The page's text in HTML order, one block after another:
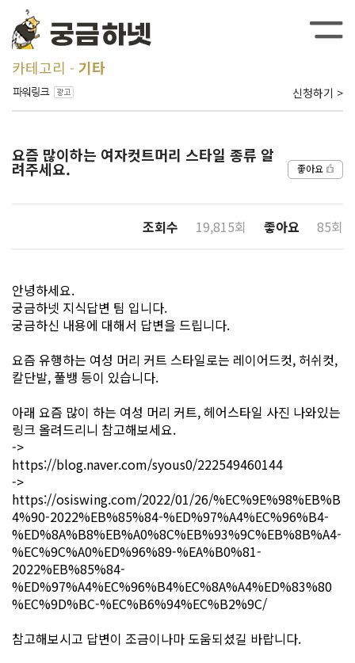
카테고리 기타
신청하기 >
요즘 많이하는 여자컷트머리 스타일 종류 알
려주세요. 좋아요
조회수 19,815회 좋아요 85회
안녕하세요.
궁금하넷 지식답변 팀 입니다.
궁금하신 내용에 대해서 답변을 드립니다.
요즘 유행하는 여성 머리 커트 스타일로는 레이어드컷, 허쉬컷,
칼단발, 풀뱅 등이 있습니다.
아래 요즘 많이 하는 여성 머리 커트, 헤어스타일 사진 나와있는
링크 올려드리니 참고해보세요.
->
https://blog.naver.com/syous0/222549460144
->
https://osiswing.com/2022/01/26/%EC%9E%98%EB%B
4%90-2022%EB%85%84-%ED%97%A4%EC%96%B4-
%ED%8A%B8%EB%A0%8C%EB%93%9C%EB%8B%A4-
%EC%9C%A0%ED%96%89-%EA%B0%81-
2022%EB%85%84-
%ED%97%A4%EC%96%B4%EC%8A%A4%ED%83%80
%EC%9D%BC-%EC%B6%94%EC%B2%9C/
참고해보시고 답변이 조금이나마 도움되셨길 바랍니다.